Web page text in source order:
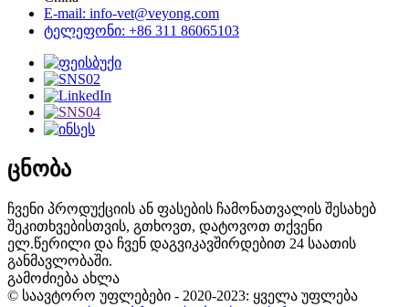
E-mail: info-vet@veyong.com
ტელეფონი: +86 311 86065103
ცნობა
ჩვენი პროდუქციის ან ფასების ჩამონათვალის შესახებ
შეკითხვებისთვის, გთხოვთ, დატოვოთ თქვენი
ელ.წერილი და ჩვენ დაგვიკავშირდებით 24 საათის
განმავლობაში.
გამოძიება ახლა
© საავტორო უფლებები - 2020-2023: ყველა უფლება